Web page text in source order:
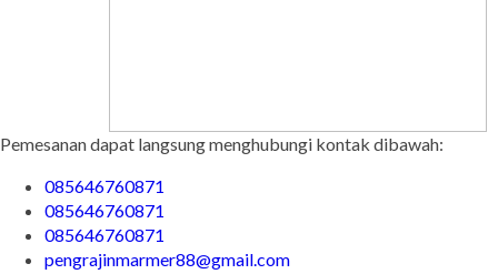
Pemesanan dapat langsung menghubungi kontak dibawah:
085646760871
085646760871
085646760871
pengrajinmarmer88@gmail.com